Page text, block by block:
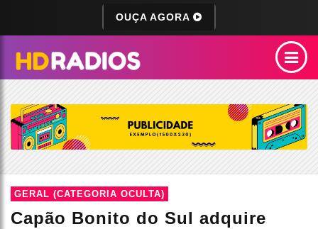
OUÇA AGORA
GERAL (CATEGORIA OCULTA)
Capão Bonito do Sul adquire